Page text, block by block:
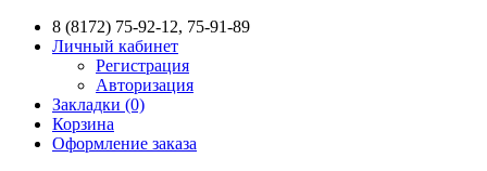
8 (8172) 75-92-12, 75-91-89
Личный кабинет
Регистрация
Авторизация
Закладки (0)
Корзина
Оформление заказа